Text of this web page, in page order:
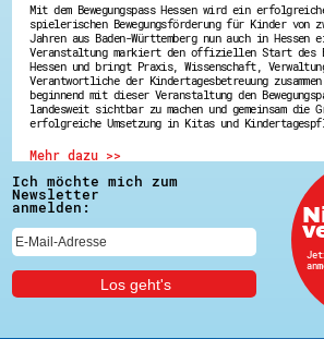
Menschen des Respekts
SHARE IT: Teile
Gestalte dein
Ehrenamts-Card Hessen
Engagement-Lotsen
Crowdfunding - Viele
Freiwilligenmanagement
Hessen engagiert -
Kompetenznachweis
Service-Learning
Mach dich
Mit dem Bewegungspass Hessen wird ein
spielerischen Bewegungsförderung für Kinder von
Jahren aus Baden-Württemberg nun auch in
Veranstaltung markiert den offiziellen Start des
Hessen und bringt Praxis, Wissenschaft,
Verantwortliche der Kindertagesbetreuung
beginnend mit dieser Veranstaltung den
landesweit sichtbar zu machen und gemeinsam die
erfolgreiche Umsetzung in Kitas und
Mehr dazu >>
Ich möchte mich zum
Newsletter
anmelden: